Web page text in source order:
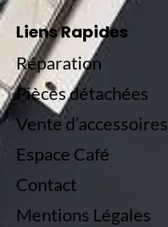
Liens Rapides
Réparation
Pièces détachées
Vente d’accessoires
Espace Café
Contact
Mentions Légales